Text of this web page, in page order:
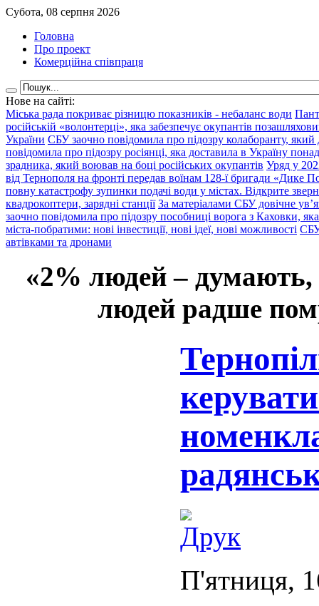
Субота, 08 серпня 2026
Головна
Про проект
Комерційна співпраця
Нове на сайті:
Міська рада покриває різницю показників - небаланс води
російській «волонтерці», яка забезпечує окупантів
України СБУ заочно повідомила про підозру колаборанту,
повідомила про підозру росіянці, яка доставила в Україну
зрадника, який воював на боці російських окупантів Уряд у
від Тернополя на фронті передав воїнам 128-ї бригади «Дике
повну катастрофу зупинки подачі води у містах. Відкрите
квадрокоптери, зарядні станції За матеріалами СБУ довічне
заочно повідомила про підозру пособниці ворога з Каховки,
міста-побратими: нові інвестиції, нові ідеї, нові можливості СБУ
автівками та дронами
«2% людей –
людей радше
П'ятниця,